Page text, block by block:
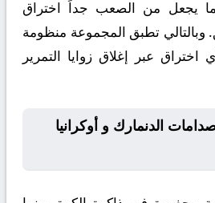
مما يجعل من الصعب جداً اختراق
وبالتالي تطبق المجموعة منظومة
عبر إغلاق زوايا التمرير
الدنمارك و أوكرانيا